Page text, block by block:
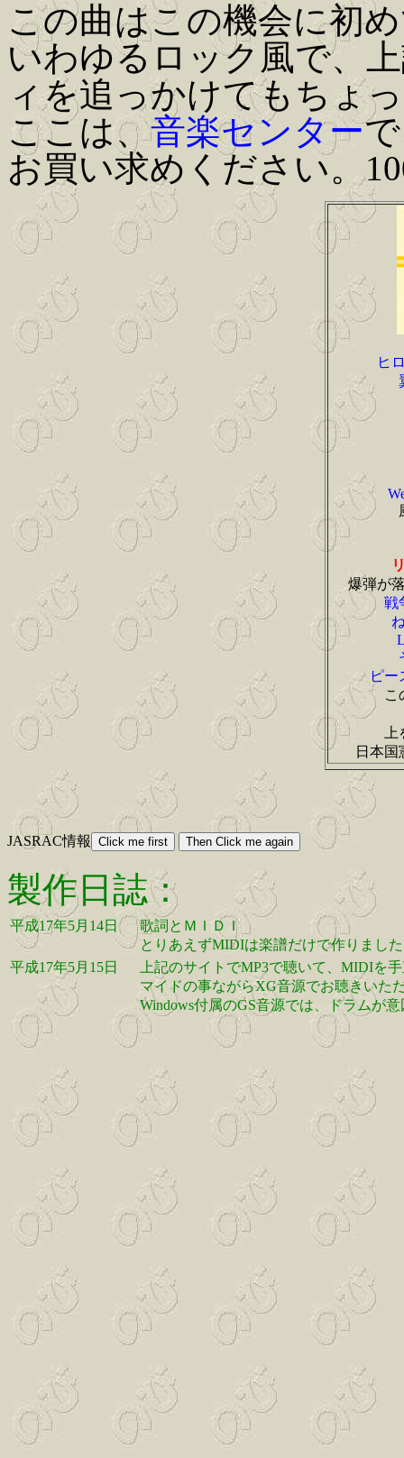
この曲はこの機会に初
いわゆるロック風で、
ィを追っかけてもちょ
ここは、音楽センター
お買い求めください。
ヒ
爆弾が
戦
ピー
こ
日本国
JASRAC情報
製作日誌：
平成17年5月14日
歌詞とＭＩＤＩ
とりあえずMIDIは楽譜だけで作りまし
平成17年5月15日
上記のサイトでMP3で聴いて、MIDIを
マイドの事ながらXG音源でお聴きいた
Windows付属のGS音源では、ドラムが